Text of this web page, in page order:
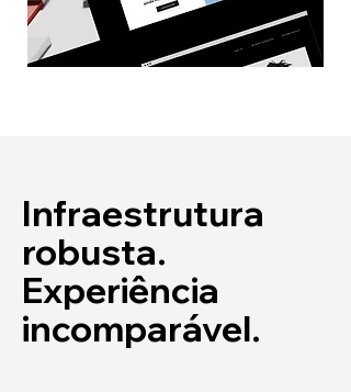
Infraestrutura
robusta.
Experiência
incomparável.